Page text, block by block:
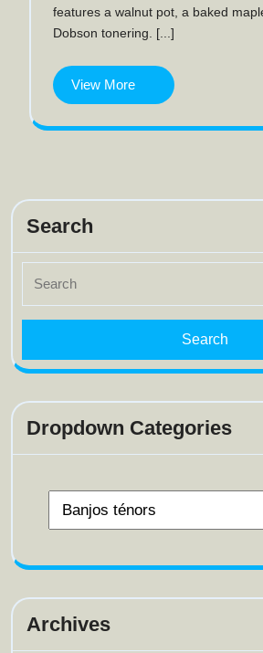
features a walnut pot, a baked
Dobson tonering. [...]
View More
View
More
Search
for:
Dropdown Categories
Archives